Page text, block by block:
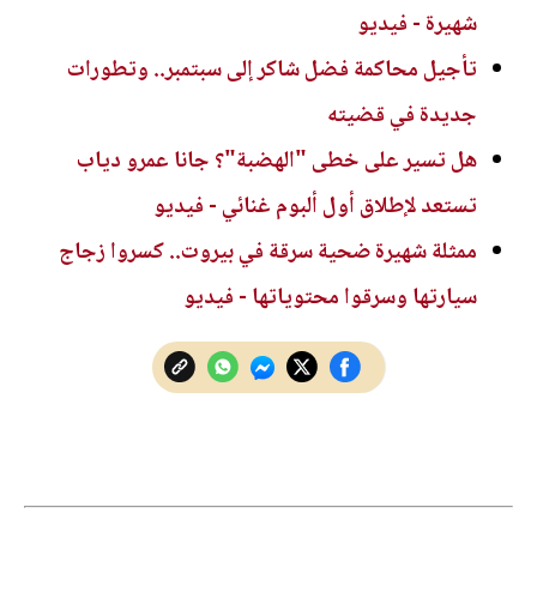
شهيرة - فيديو
تأجيل محاكمة فضل شاكر إلى سبتمبر.. وتطورات
جديدة في قضيته
هل تسير على خطى "الهضبة"؟ جانا عمرو دياب
تستعد لإطلاق أول ألبوم غنائي - فيديو
ممثلة شهيرة ضحية سرقة في بيروت.. كسروا زجاج
سيارتها وسرقوا محتوياتها - فيديو